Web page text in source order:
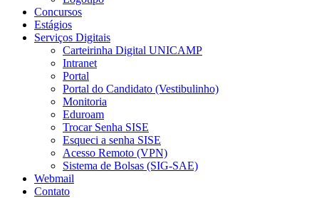
Concursos
Estágios
Serviços Digitais
Carteirinha Digital UNICAMP
Intranet
Portal
Portal do Candidato (Vestibulinho)
Monitoria
Eduroam
Trocar Senha SISE
Esqueci a senha SISE
Acesso Remoto (VPN)
Sistema de Bolsas (SIG-SAE)
Webmail
Contato